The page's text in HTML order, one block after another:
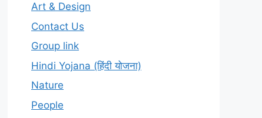
Art & Design
Contact Us
Group link
Hindi Yojana (हिंदी योजना)
Nature
People